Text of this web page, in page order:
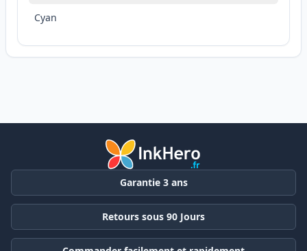
Cyan
Garantie 3 ans
Retours sous 90 Jours